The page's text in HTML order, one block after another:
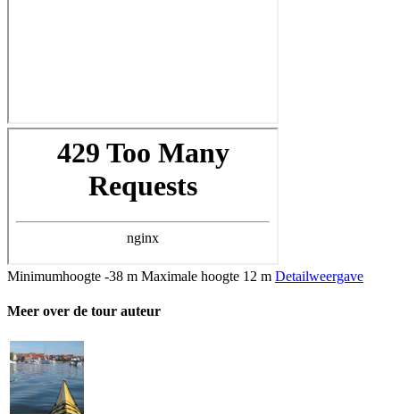
Minimumhoogte -38 m Maximale hoogte 12 m Detailweergave
Meer over de tour auteur